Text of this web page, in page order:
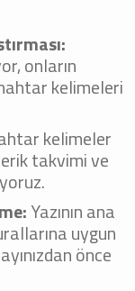
onların
kelimeleri
kelimeler
takvimi ve
Yazının ana
uygun
önce